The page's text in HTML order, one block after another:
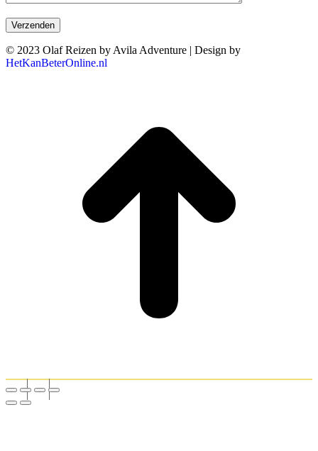
© 2023 Olaf Reizen by Avila Adventure | Design by
HetKanBeterOnline.nl